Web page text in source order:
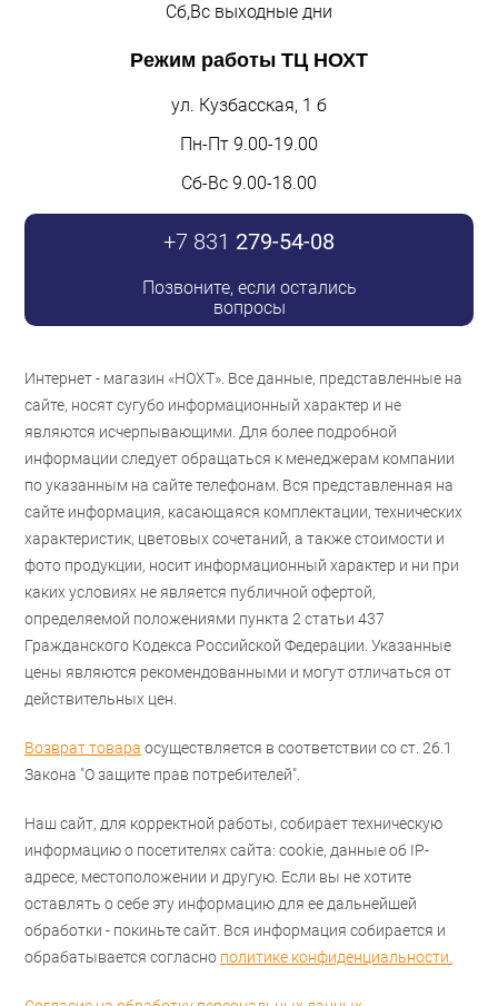
Сб,Вс выходные дни
Режим работы ТЦ НОХТ
ул. Кузбасская, 1 б
Пн-Пт 9.00-19.00
Сб-Вс 9.00-18.00
+7 831 279-54-08
Позвоните, если остались
вопросы
Интернет - магазин «НОХТ». Все данные, представленные на
сайте, носят сугубо информационный характер и не
являются исчерпывающими. Для более подробной
информации следует обращаться к менеджерам компании
по указанным на сайте телефонам. Вся представленная на
сайте информация, касающаяся комплектации, технических
характеристик, цветовых сочетаний, а также стоимости и
фото продукции, носит информационный характер и ни при
каких условиях не является публичной офертой,
определяемой положениями пункта 2 статьи 437
Гражданского Кодекса Российской Федерации. Указанные
цены являются рекомендованными и могут отличаться от
действительных цен.
Возврат товара осуществляется в соответствии со ст. 26.1
Закона "О защите прав потребителей".
Наш сайт, для корректной работы, собирает техническую
информацию о посетителях сайта: cookie, данные об IP-
адресе, местоположении и другую. Если вы не хотите
оставлять о себе эту информацию для ее дальнейшей
обработки - покиньте сайт. Вся информация собирается и
обрабатывается согласно политике конфиденциальности.